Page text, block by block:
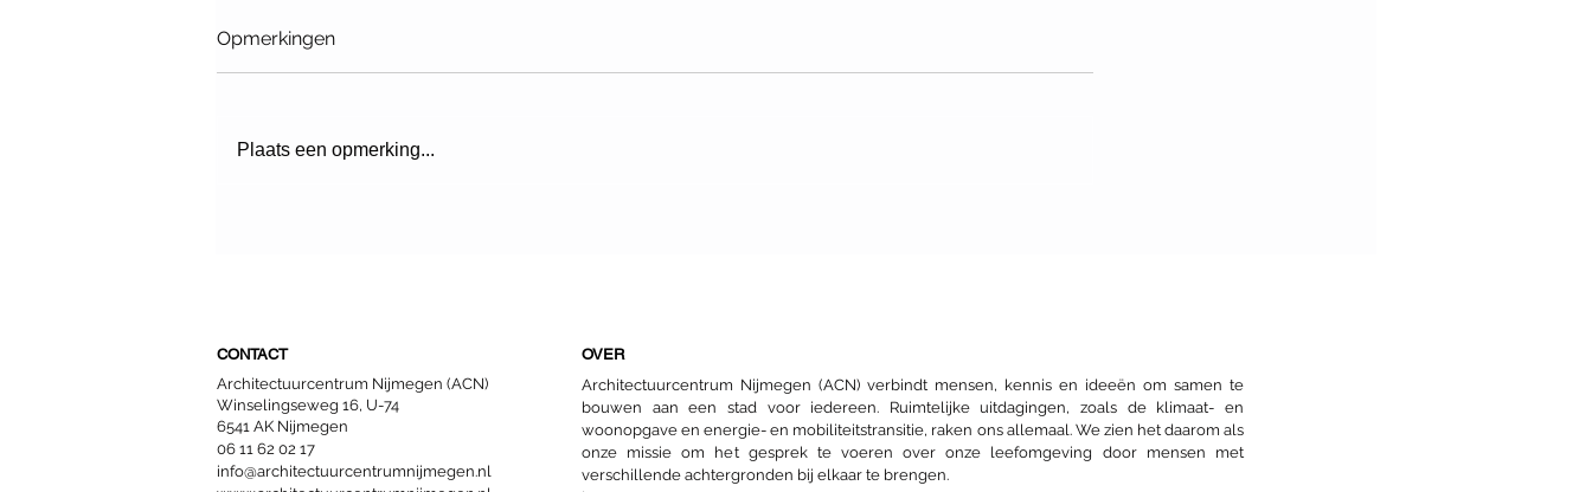
Opmerkingen
Plaats een opmerking...
CONTACT
OVER
Architectuurcentrum Nijmegen (ACN)
Winselingseweg 16, U-74
6541 AK Nijmegen
06 11 62 02 17
info@architectuurcentrumnijmegen.nl
Architectuurcentrum Nijmegen (ACN) verbindt mensen, kennis en ideeën om samen te
bouwen aan een stad voor iedereen. Ruimtelijke uitdagingen, zoals de klimaat- en
woonopgave en energie- en mobiliteitstransitie, raken ons allemaal. We zien het daarom als
onze missie om het gesprek te voeren over onze leefomgeving door mensen met
verschillende achtergronden bij elkaar te brengen.